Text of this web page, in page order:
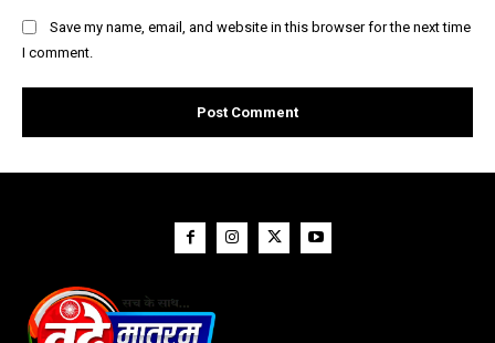
Save my name, email, and website in this browser for the next time
I comment.